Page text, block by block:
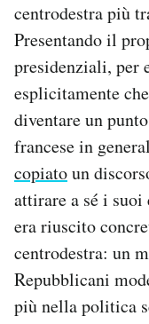
centrodestra più
Presentando il
presidenziali, per
esplicitamente
diventare un
francese in
copiatoun
attirare a sé i
era riuscito
centrodestra: un
Repubblicani
più nella politica